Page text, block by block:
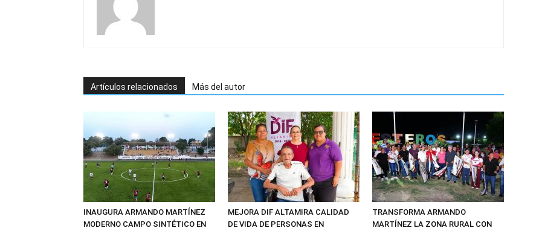
Artículos relacionados Más del autor
INAUGURA ARMANDO MARTÍNEZ
MODERNO CAMPO SINTÉTICO EN
MEJORA DIF ALTAMIRA CALIDAD
DE VIDA DE PERSONAS EN
TRANSFORMA ARMANDO
MARTÍNEZ LA ZONA RURAL CON